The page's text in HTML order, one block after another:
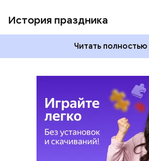
История праздника
Читать полностью